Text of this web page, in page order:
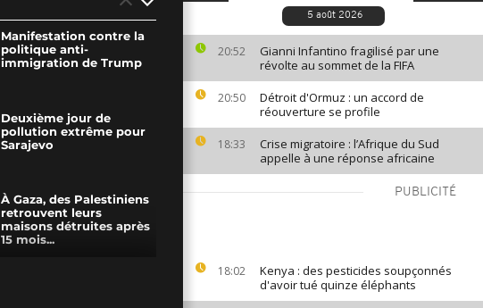
5 août 2026
20:52
Gianni Infantino fragilisé par une
révolte au sommet de la FIFA
20:50
Détroit d'Ormuz : un accord de
réouverture se profile
18:33
Crise migratoire : l’Afrique du Sud
appelle à une réponse africaine
PUBLICITÉ
18:02
Kenya : des pesticides soupçonnés
d'avoir tué quinze éléphants
Manifestation contre la
politique anti-
immigration de Trump
Deuxième jour de
pollution extrême pour
Sarajevo
À Gaza, des Palestiniens
retrouvent leurs
maisons détruites après
15 mois...